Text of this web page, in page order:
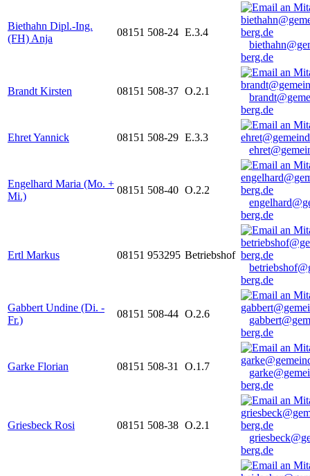
Biethahn Dipl.-Ing.
(FH) Anja
08151 508-24 E.3.4
berg.de
Brandt Kirsten 08151 508-37 O.2.1
berg.de
Ehret Yannick 08151 508-29 E.3.3
Engelhard Maria (Mo. +
Mi.)
08151 508-40 O.2.2
berg.de
Ertl Markus 08151 953295 Betriebshof
berg.de
Gabbert Undine (Di. -
Fr.)
08151 508-44 O.2.6
berg.de
Garke Florian 08151 508-31 O.1.7
berg.de
Griesbeck Rosi 08151 508-38 O.2.1
berg.de